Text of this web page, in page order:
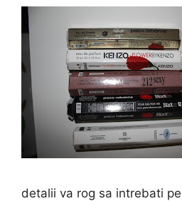
detalii va rog sa intrebati